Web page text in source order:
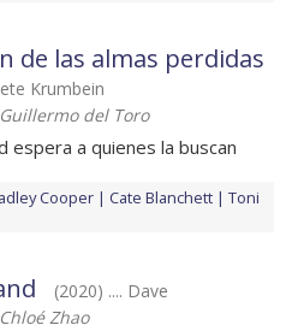
de las almas perdidas
Krumbein
Guillermo del Toro
espera a quienes la buscan
Cooper Cate Blanchett
Toni
(2020) .... Dave
Chloé Zhao